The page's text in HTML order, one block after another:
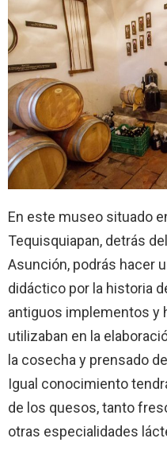
En este museo situado
Tequisquiapan, detrás
Asunción, podrás hacer
didáctico por la historia
antiguos implementos y
utilizaban en la
la cosecha y prensado
Igual conocimiento
de los quesos, tanto
otras especialidades